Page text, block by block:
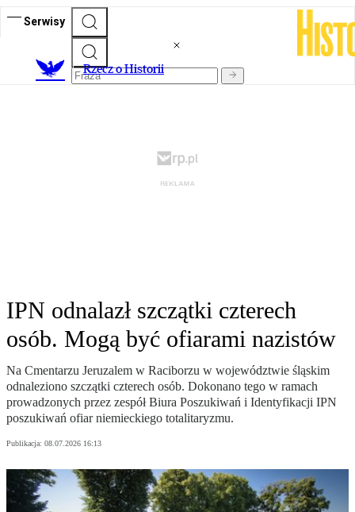
Serwisy
Rzecz o Historii
IPN odnalazł szczątki czterech
osób. Mogą być ofiarami nazistów
Na Cmentarzu Jeruzalem w Raciborzu w województwie śląskim
odnaleziono szczątki czterech osób. Dokonano tego w ramach
prowadzonych przez zespół Biura Poszukiwań i Identyfikacji IPN
poszukiwań ofiar niemieckiego totalitaryzmu.
Publikacja: 08.07.2026 16:13